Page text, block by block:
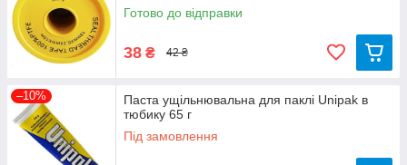
Готово до відправки
38 ₴ 42 ₴
–10%
Паста ущільнювальна для паклі Unipak в
тюбику 65 г
Під замовлення